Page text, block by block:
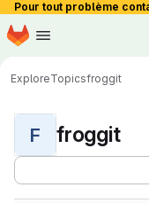
Pour tout problème
Skip to main content
Homepage
ExploreTopicsfroggit
F froggit